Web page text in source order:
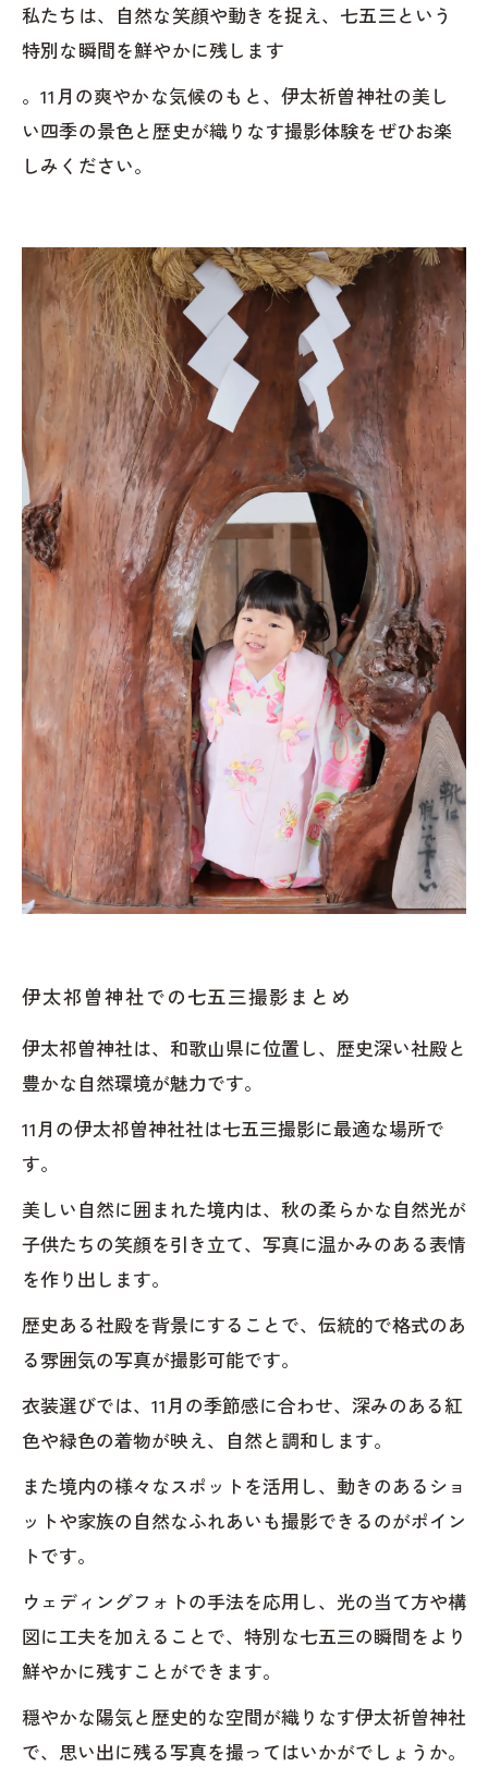
私たちは、自然な笑顔や動きを捉え、七五三という
特別な瞬間を鮮やかに残します
。11月の爽やかな気候のもと、伊太祈曽神社の美し
い四季の景色と歴史が織りなす撮影体験をぜひお楽
しみください。
伊太祁曽神社での七五三撮影まとめ
伊太祁曽神社は、和歌山県に位置し、歴史深い社殿と
豊かな自然環境が魅力です。
11月の伊太祁曽神社社は七五三撮影に最適な場所で
す。
美しい自然に囲まれた境内は、秋の柔らかな自然光が
子供たちの笑顔を引き立て、写真に温かみのある表情
を作り出します。
歴史ある社殿を背景にすることで、伝統的で格式のあ
る雰囲気の写真が撮影可能です。
衣装選びでは、11月の季節感に合わせ、深みのある紅
色や緑色の着物が映え、自然と調和します。
また境内の様々なスポットを活用し、動きのあるショ
ットや家族の自然なふれあいも撮影できるのがポイン
トです。
ウェディングフォトの手法を応用し、光の当て方や構
図に工夫を加えることで、特別な七五三の瞬間をより
鮮やかに残すことができます。
穏やかな陽気と歴史的な空間が織りなす伊太祈曽神社
で、思い出に残る写真を撮ってはいかがでしょうか。